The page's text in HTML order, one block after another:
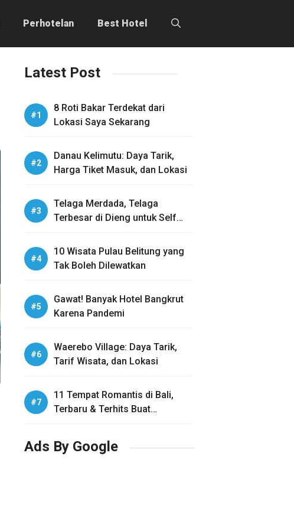
Perhotelan Best Hotel
Latest Post
8 Roti Bakar Terdekat dari
Lokasi Saya Sekarang
Danau Kelimutu: Daya Tarik,
Harga Tiket Masuk, dan Lokasi
Telaga Merdada, Telaga
Terbesar di Dieng untuk Self
10 Wisata Pulau Belitung yang
Tak Boleh Dilewatkan
Gawat! Banyak Hotel Bangkrut
Karena Pandemi
Waerebo Village: Daya Tarik,
Tarif Wisata, dan Lokasi
11 Tempat Romantis di Bali,
Terbaru & Terhits Buat
Ads By Google